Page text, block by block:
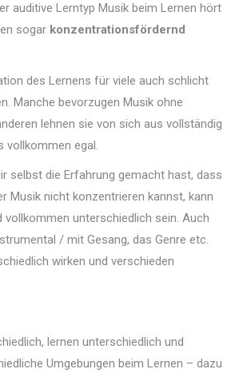
auditive Lerntyp Musik beim Lernen hört
sogar konzentrationsfördernd
des Lernens für viele auch schlicht
Manche bevorzugen Musik ohne
lehnen sie von sich aus vollständig
vollkommen egal.
selbst die Erfahrung gemacht hast, dass
Musik nicht konzentrieren kannst, kann
vollkommen unterschiedlich sein. Auch
/ mit Gesang, das Genre etc.
wirken und verschieden
lernen unterschiedlich und
Umgebungen beim Lernen – dazu